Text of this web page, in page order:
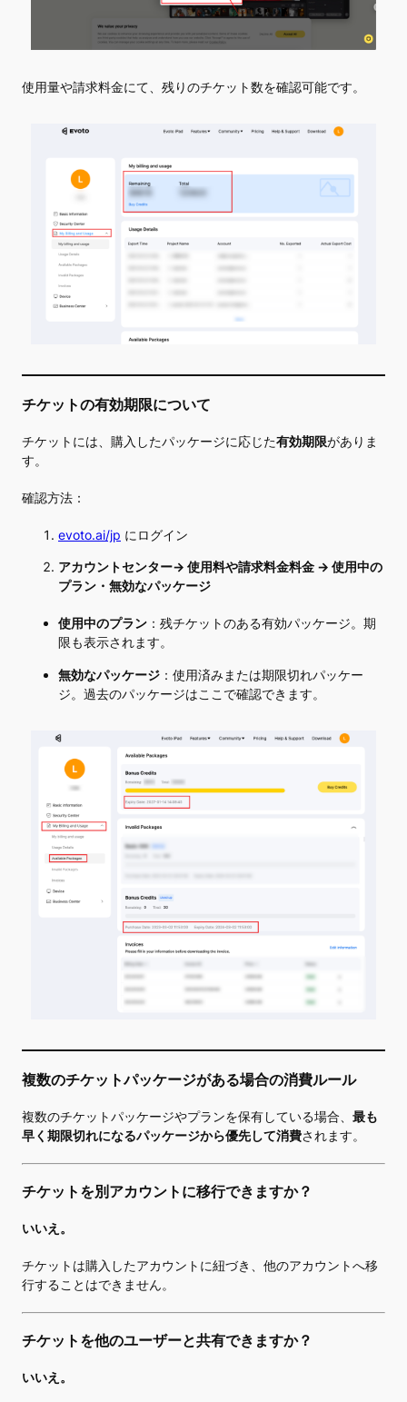
使用量や請求料金にて、残りのチケット数を確認可能です。
チケットの有効期限について
チケットには、購入したパッケージに応じた有効期限がありま
す。
確認方法：
evoto.ai/jp にログイン
アカウントセンター→ 使用料や請求料金料金 → 使用中の
プラン・無効なパッケージ
使用中のプラン ：残チケットのある有効パッケージ。期
限も表示されます。
無効なパッケージ ：使用済みまたは期限切れパッケー
ジ。過去のパッケージはここで確認できます。
複数のチケットパッケージがある場合の消費ルール
複数のチケットパッケージやプランを保有している場合、 最も
早く期限切れになるパッケージから優先して消費されます。
チケットを別アカウントに移行できますか？
いいえ。
チケットは購入したアカウントに紐づき、他のアカウントへ移
行することはできません。
チケットを他のユーザーと共有できますか？
いいえ。